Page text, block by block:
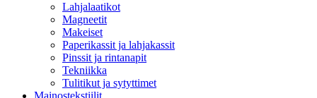
Lahjalaatikot
Magneetit
Makeiset
Paperikassit ja lahjakassit
Pinssit ja rintanapit
Tekniikka
Tulitikut ja sytyttimet
Mainostekstiilit